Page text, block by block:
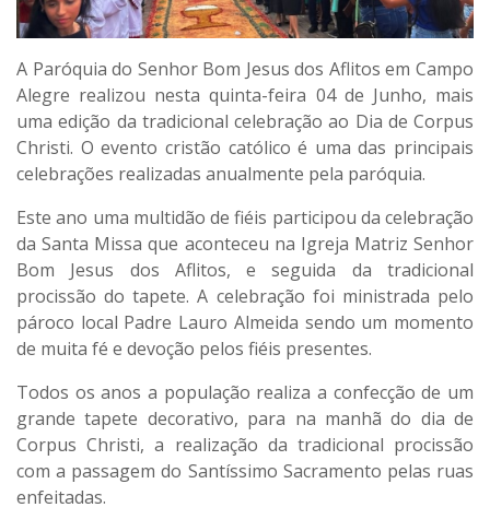
A Paróquia do Senhor Bom Jesus dos Aflitos em Campo
Alegre realizou nesta quinta-feira 04 de Junho, mais
uma edição da tradicional celebração ao Dia de Corpus
Christi. O evento cristão católico é uma das principais
celebrações realizadas anualmente pela paróquia.
Este ano uma multidão de fiéis participou da celebração
da Santa Missa que aconteceu na Igreja Matriz Senhor
Bom Jesus dos Aflitos, e seguida da tradicional
procissão do tapete. A celebração foi ministrada pelo
pároco local Padre Lauro Almeida sendo um momento
de muita fé e devoção pelos fiéis presentes.
Todos os anos a população realiza a confecção de um
grande tapete decorativo, para na manhã do dia de
Corpus Christi, a realização da tradicional procissão
com a passagem do Santíssimo Sacramento pelas ruas
enfeitadas.